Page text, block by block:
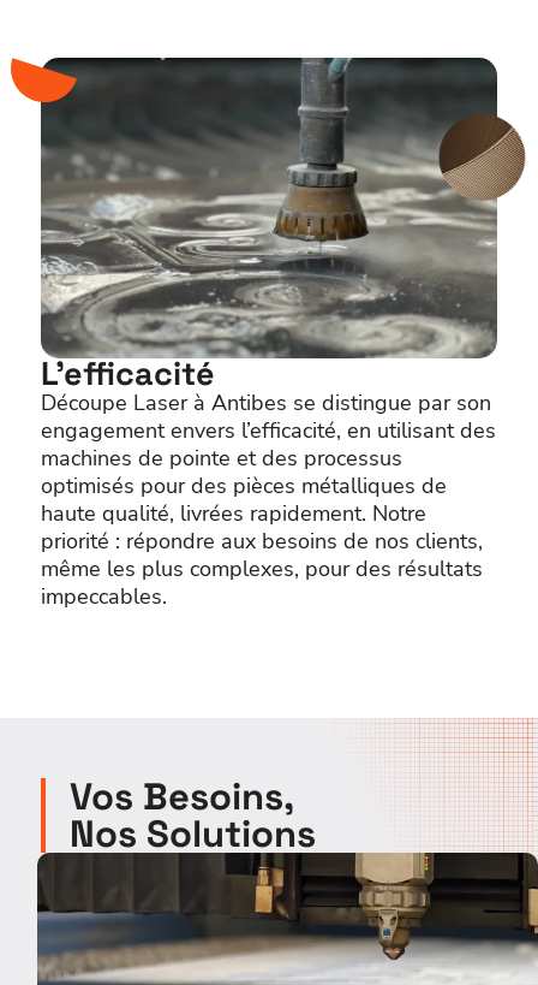
L’efficacité
Découpe Laser à Antibes se distingue par son
engagement envers l’efficacité, en utilisant des
machines de pointe et des processus
optimisés pour des pièces métalliques de
haute qualité, livrées rapidement. Notre
priorité : répondre aux besoins de nos clients,
même les plus complexes, pour des résultats
impeccables.
Vos Besoins,
Nos Solutions